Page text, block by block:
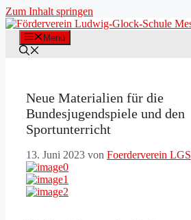
Zum Inhalt springen
Menü
Neue Materialien für die
Bundesjugendspiele und den
Sportunterricht
13. Juni 2023 von Foerderverein LGS